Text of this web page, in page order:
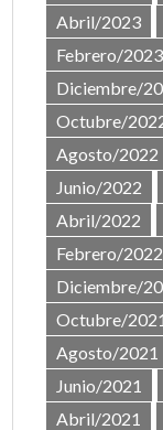
Abril/2023
Febrero/2023
Diciembre/
Octubre/
Agosto/2022
Junio/2022
Abril/2022
Febrero/2022
Diciembre/
Octubre/
Agosto/2021
Junio/2021
Abril/2021